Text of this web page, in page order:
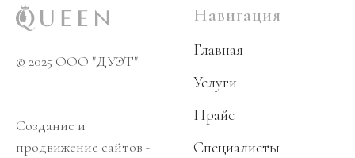
© 2025 OOO "ДУЭТ"
Создание и
продвижение сайтов -
Навигация
Главная
Услуги
Прайс
Специалисты